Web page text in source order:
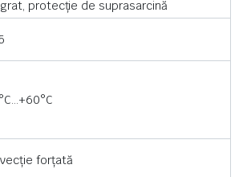
protecție de suprasarcină
forțată